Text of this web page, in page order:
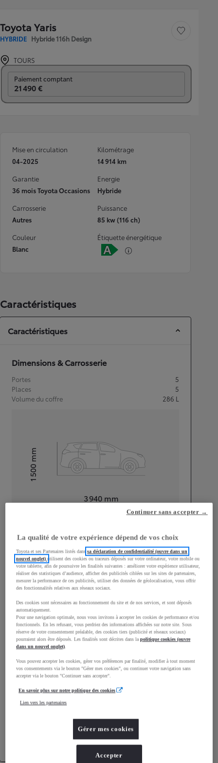
Toyota Yaris
HYBRIDE Hybride 116h Design
Sauvegarder le
TOURS
Paiement comptant
21 490 €
Mise en circulation
04-2025
Kilométrage
14 914 km
Garantie
36 mois Toyota Occasions
Energie
Hybride
Carrosserie
Autres
Puissance
85 kw (116 ch)
Couleur
Blanc
Étiquette énergétique
Caractéristiques
Caractéristiques
Dimensions & Carrosserie
Portes
5
Places
5
Volume du coffre
286 L
3 940 mm
Hauteur1 500
mm
Largeur
1 745mm
Consommation mixte
Consommation mixte 4L/100 km
Émissions CO2
91g/km
Performances
Vitesse maximale
Boîte automatique
La qualité de votre expérience dépend de vos choix
Toyota et ses Partenaires listés danssa déclaration de confidentialité (ouvre dans un
nouvel onglet)utilisent des cookies ou traceurs déposés sur votre ordinateur, votre mobile ou
votre tablette, afin de poursuivre les finalités suivantes : améliorer votre expérience utilisateur,
réaliser des statistiques d’audience, afficher des publicités ciblées sur les sites de partenaires,
mesurer la performance de ces publicités, utiliser des données de géolocalisation, vous offrir
des fonctionnalités relatives aux réseaux sociaux.
Des cookies sont nécessaires au fonctionnement du site et de nos services, et sont déposés
automatiquement.
Pour une navigation optimale, nous vous invitons à accepter les cookies de performance et/ou
fonctionnels. En les refusant, vous perdriez des informations affichées sur notre site. Sous
réserve de votre consentement préalable, des cookies tiers (publicité et réseaux sociaux)
pourraient alors être déposés. Les finalités sont décrites dans lapolitique cookies (ouvre
dans un nouvel onglet).
Vous pouvez accepter les cookies, gérer vos préférences par finalité, modifier à tout moment
vos consentements via le bouton "Gérer mes cookies", ou continuer votre navigation sans
accepter via le bouton "Continuer sans accepter".
En savoir plus sur notre politique des cookies
Lien vers les partenaires
Gérer mes cookies
Continuer sans accepter →
Accepter